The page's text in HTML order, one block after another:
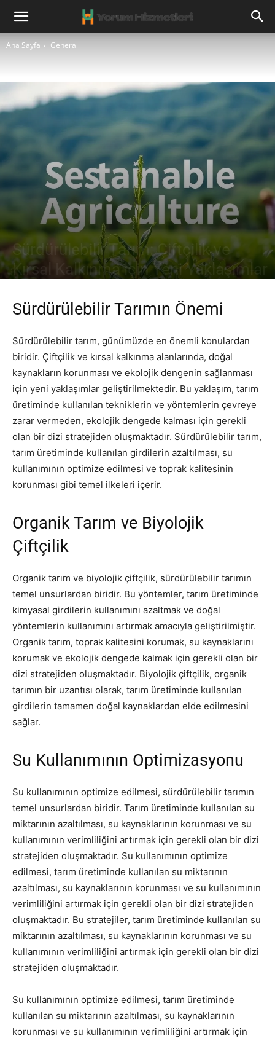
Ana Sayfa General
Sürdürülebilir Tarım: Çiftçilik ve
Kırsal Kalkınma için Yeni Yaklaşımlar
Sürdürülebilir Tarımın Önemi
Sürdürülebilir tarım, günümüzde en önemli konulardan
biridir. Çiftçilik ve kırsal kalkınma alanlarında, doğal
kaynakların korunması ve ekolojik dengenin sağlanması
için yeni yaklaşımlar geliştirilmektedir. Bu yaklaşım, tarım
üretiminde kullanılan tekniklerin ve yöntemlerin çevreye
zarar vermeden, ekolojik dengede kalması için gerekli
olan bir dizi stratejiden oluşmaktadır. Sürdürülebilir tarım,
tarım üretiminde kullanılan girdilerin azaltılması, su
kullanımının optimize edilmesi ve toprak kalitesinin
korunması gibi temel ilkeleri içerir.
Organik Tarım ve Biyolojik
Çiftçilik
Organik tarım ve biyolojik çiftçilik, sürdürülebilir tarımın
temel unsurlardan biridir. Bu yöntemler, tarım üretiminde
kimyasal girdilerin kullanımını azaltmak ve doğal
yöntemlerin kullanımını artırmak amacıyla geliştirilmiştir.
Organik tarım, toprak kalitesini korumak, su kaynaklarını
korumak ve ekolojik dengede kalmak için gerekli olan bir
dizi stratejiden oluşmaktadır. Biyolojik çiftçilik, organik
tarımın bir uzantısı olarak, tarım üretiminde kullanılan
girdilerin tamamen doğal kaynaklardan elde edilmesini
sağlar.
Su Kullanımının Optimizasyonu
Su kullanımının optimize edilmesi, sürdürülebilir tarımın
temel unsurlardan biridir. Tarım üretiminde kullanılan su
miktarının azaltılması, su kaynaklarının korunması ve su
kullanımının verimliliğini artırmak için gerekli olan bir dizi
stratejiden oluşmaktadır. Su kullanımının optimize
edilmesi, tarım üretiminde kullanılan su miktarının
azaltılması, su kaynaklarının korunması ve su kullanımının
verimliliğini artırmak için gerekli olan bir dizi stratejiden
oluşmaktadır. Bu stratejiler, tarım üretiminde kullanılan su
miktarının azaltılması, su kaynaklarının korunması ve su
kullanımının verimliliğini artırmak için gerekli olan bir dizi
stratejiden oluşmaktadır.
Su kullanımının optimize edilmesi, tarım üretiminde
kullanılan su miktarının azaltılması, su kaynaklarının
korunması ve su kullanımının verimliliğini artırmak için